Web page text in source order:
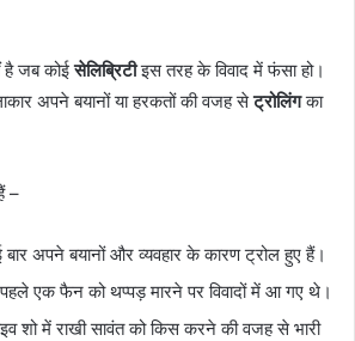
है जब कोईसेलिब्रिटीइस तरह के विवाद में फंसा हो।
अपने बयानों या हरकतों की वजह सेट्रोलिंगका
–
अपने बयानों और व्यवहार के कारण ट्रोल हुए हैं।
एक फैन को थप्पड़ मारने पर विवादों में आ गए थे।
शो में राखी सावंत को किस करने की वजह से भारी